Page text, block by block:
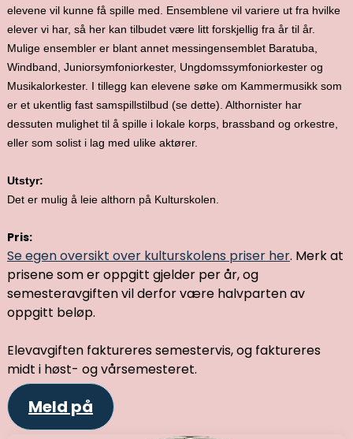
elevene vil kunne få spille med. Ensemblene vil variere ut fra hvilke
elever vi har, så her kan tilbudet være litt forskjellig fra år til år.
Mulige ensembler er blant annet messingensemblet Baratuba,
Windband, Juniorsymfoniorkester, Ungdomssymfoniorkester og
Musikalorkester. I tillegg kan elevene søke om Kammermusikk som
er et ukentlig fast samspillstilbud (se dette). Althornister har
dessuten mulighet til å spille i lokale korps, brassband og orkestre,
eller som solist i lag med ulike aktører.
Utstyr:
Det er mulig å leie althorn på Kulturskolen.
Pris:
Se egen oversikt over kulturskolens priser her. Merk at
prisene som er oppgitt gjelder per år, og
semesteravgiften vil derfor være halvparten av
oppgitt beløp.
Elevavgiften faktureres semestervis, og faktureres
midt i høst- og vårsemesteret.
Meld på